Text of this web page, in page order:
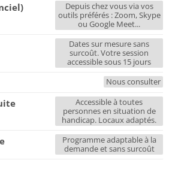
Depuis chez vous via vos
outils préférés : Zoom, Skype
ou Google Meet...
Dates sur mesure sans
surcoût. Votre session
accessible sous 15 jours
Nous consulter
Accessible à toutes
personnes en situation de
handicap. Locaux adaptés.
Programme adaptable à la
demande et sans surcoût